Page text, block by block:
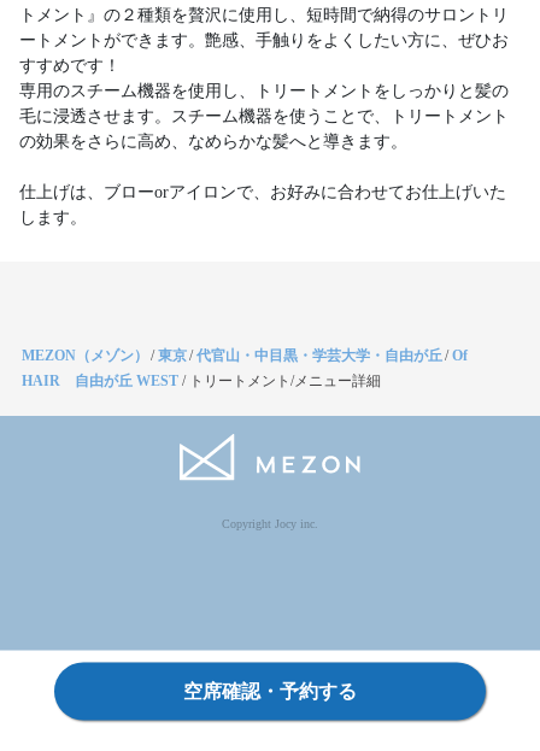
トメント』の２種類を贅沢に使用し、短時間で納得のサロントリ
ートメントができます。艶感、手触りをよくしたい方に、ぜひお
すすめです！
専用のスチーム機器を使用し、トリートメントをしっかりと髪の
毛に浸透させます。スチーム機器を使うことで、トリートメント
の効果をさらに高め、なめらかな髪へと導きます。
仕上げは、ブローorアイロンで、お好みに合わせてお仕上げいた
します。
MEZON（メゾン） /東京/代官山・中目黒・学芸大学・自由が丘/Of
HAIR 自由が丘 WEST / トリートメント/メニュー詳細
Copyright Jocy inc.
空席確認・予約する